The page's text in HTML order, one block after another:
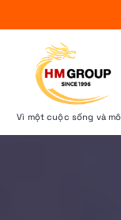
k
o
Vì một cuộc sống và